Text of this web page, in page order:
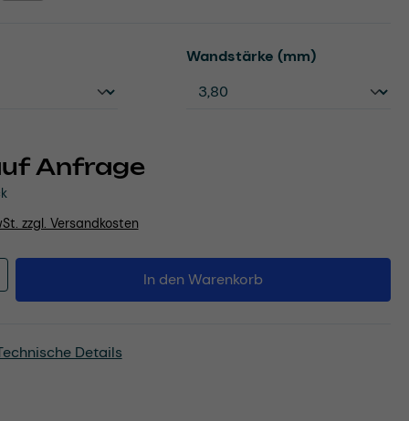
Anfrage
zzgl. Versandkosten
Wandstärke (mm)auswählen
Gib den gewünschten Wert
In den Warenkorb
Details